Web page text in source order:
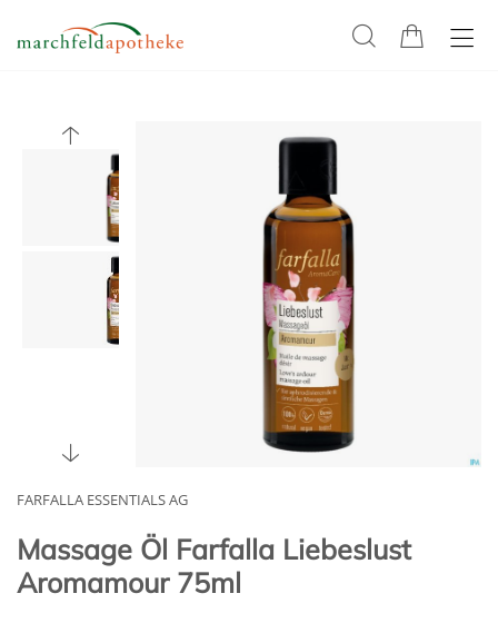
FARFALLA ESSENTIALS AG
Massage Öl Farfalla Liebeslust
Aromamour 75ml